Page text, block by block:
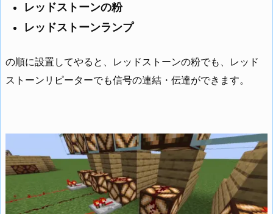
レッドストーンの粉
レッドストーンランプ
の順に設置してやると、レッドストーンの粉でも、レッド
ストーンリピーターでも信号の連結・伝達ができます。